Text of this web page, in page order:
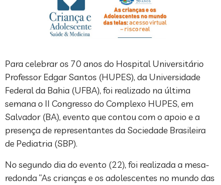
Para celebrar os 70 anos do Hospital Universitário
Professor Edgar Santos (HUPES), da Universidade
Federal da Bahia (UFBA), foi realizado na última
semana o II Congresso do Complexo HUPES, em
Salvador (BA), evento que contou com o apoio e a
presença de representantes da Sociedade Brasileira
de Pediatria (SBP).
No segundo dia do evento (22), foi realizada a mesa-
redonda “As crianças e os adolescentes no mundo das